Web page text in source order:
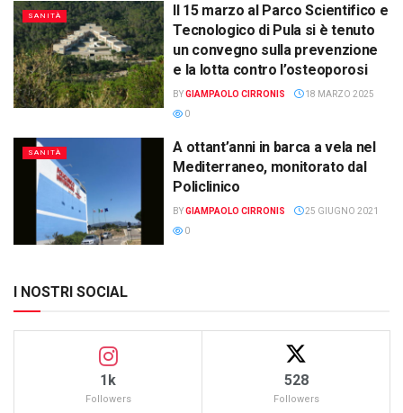
SANITÀ
Il 15 marzo al Parco Scientifico e
Tecnologico di Pula si è tenuto
un convegno sulla prevenzione
e la lotta contro l’osteoporosi
BYGIAMPAOLO CIRRONIS
18 MARZO 2025
0
SANITÀ
A ottant’anni in barca a vela nel
Mediterraneo, monitorato dal
Policlinico
BYGIAMPAOLO CIRRONIS
25 GIUGNO 2021
0
I NOSTRI SOCIAL
1k
Followers
528
Followers